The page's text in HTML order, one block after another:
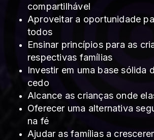
compartilhável
Aproveitar a oportunidade
todos
Ensinar princípios para as
respectivas famílias
Investir em uma base sólida
cedo
Alcance as crianças onde
Oferecer uma alternativa
na fé
Ajudar as famílias a